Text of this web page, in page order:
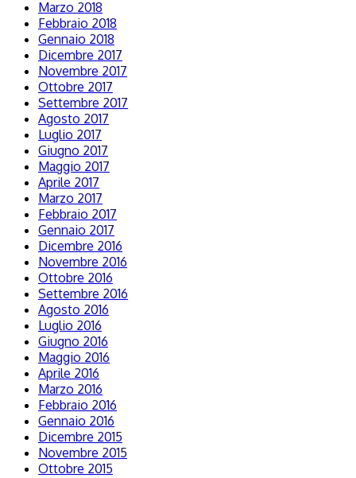
Marzo 2018
Febbraio 2018
Gennaio 2018
Dicembre 2017
Novembre 2017
Ottobre 2017
Settembre 2017
Agosto 2017
Luglio 2017
Giugno 2017
Maggio 2017
Aprile 2017
Marzo 2017
Febbraio 2017
Gennaio 2017
Dicembre 2016
Novembre 2016
Ottobre 2016
Settembre 2016
Agosto 2016
Luglio 2016
Giugno 2016
Maggio 2016
Aprile 2016
Marzo 2016
Febbraio 2016
Gennaio 2016
Dicembre 2015
Novembre 2015
Ottobre 2015